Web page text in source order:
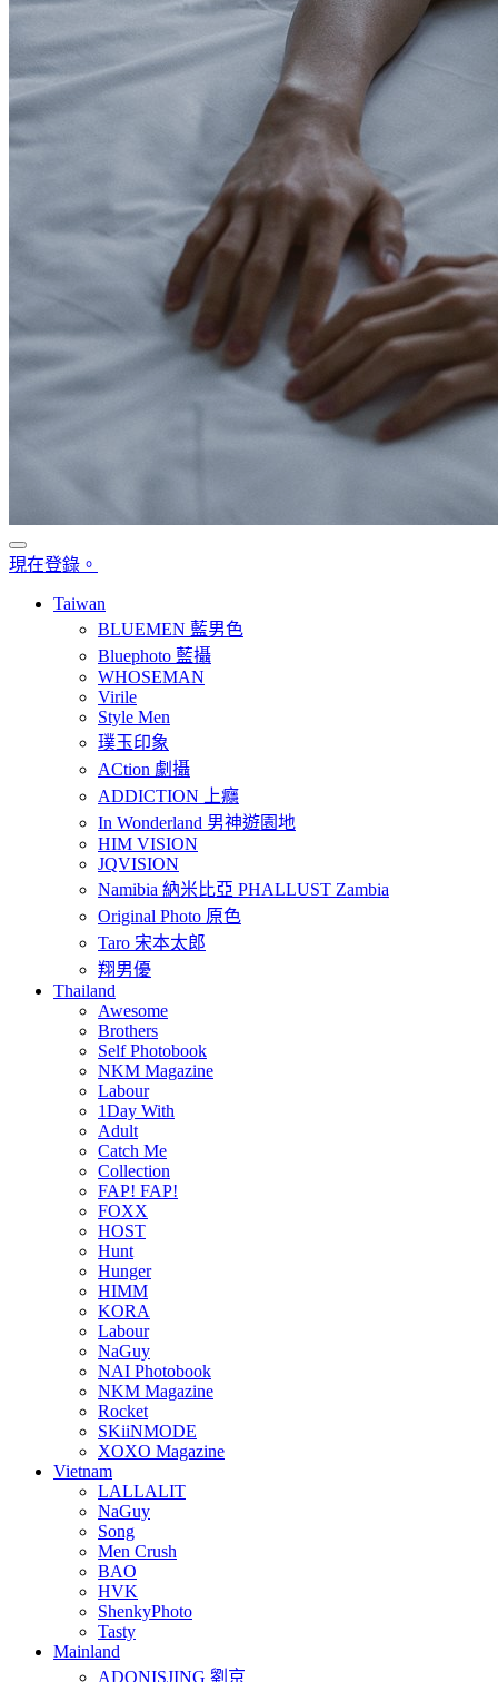
現在登錄。
Taiwan
BLUEMEN 藍男色
Bluephoto 藍攝
WHOSEMAN
Virile
Style Men
璞玉印象
ACtion 劇攝
ADDICTION 上癮
In Wonderland 男神遊園地
HIM VISION
JQVISION
Namibia 納米比亞 PHALLUST Zambia
Original Photo 原色
Taro 宋本太郎
翔男優
Thailand
Awesome
Brothers
Self Photobook
NKM Magazine
Labour
1Day With
Adult
Catch Me
Collection
FAP! FAP!
FOXX
HOST
Hunt
Hunger
HIMM
KORA
Labour
NaGuy
NAI Photobook
NKM Magazine
Rocket
SKiiNMODE
XOXO Magazine
Vietnam
LALLALIT
NaGuy
Song
Men Crush
BAO
HVK
ShenkyPhoto
Tasty
Mainland
ADONISJING 劉京